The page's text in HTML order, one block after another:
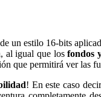
un estilo 16-bits
al igual que losfondos
que permitirá ver las
! En este caso